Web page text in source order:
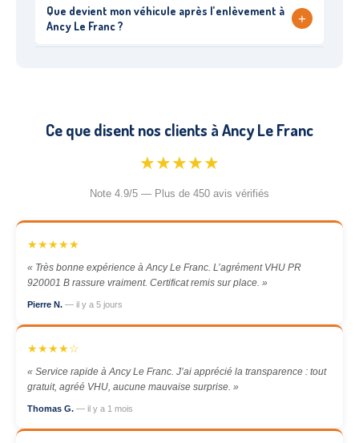
Que devient mon véhicule après l’enlèvement à
Ancy Le Franc ?
+
Ce que disent nos clients à Ancy Le Franc
★★★★★
Note 4.9/5 — Plus de 450 avis vérifiés
★★★★★
« Très bonne expérience à Ancy Le Franc. L’agrément VHU PR
920001 B rassure vraiment. Certificat remis sur place. »
Pierre N. — il y a 5 jours
★★★★☆
« Service rapide à Ancy Le Franc. J’ai apprécié la transparence : tout
gratuit, agréé VHU, aucune mauvaise surprise. »
Thomas G. — il y a 1 mois